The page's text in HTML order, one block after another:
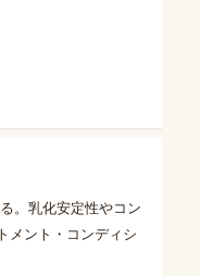
。乳化安定性やコン
メント・コンディシ